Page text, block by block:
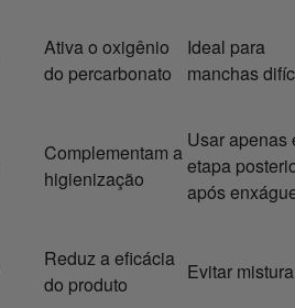
Ativa o oxigênio
do percarbonato
Ideal para
manchas
Complementam a
higienização
Usar apenas
etapa
após
Reduz a eficácia
do produto
Evitar mistura